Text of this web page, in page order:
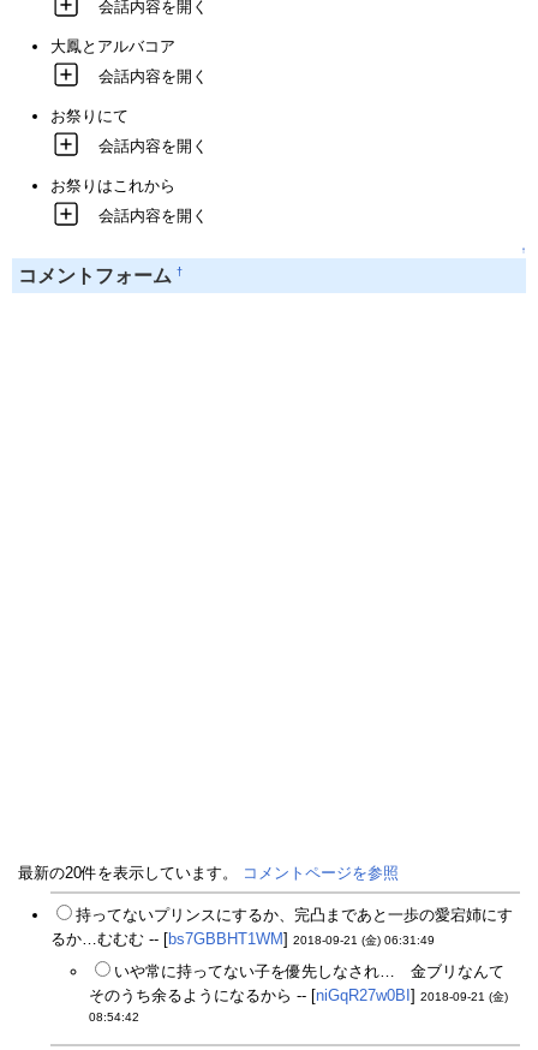
会話内容を開く
大鳳とアルバコア
会話内容を開く
お祭りにて
会話内容を開く
お祭りはこれから
会話内容を開く
↑
コメントフォーム †
最新の20件を表示しています。 コメントページを参照
持ってないプリンスにするか、完凸まであと一歩の愛宕姉にす
るか…むむむ -- [bs7GBBHT1WM] 2018-09-21 (金) 06:31:49
いや常に持ってない子を優先しなされ… 金ブリなんて
そのうち余るようになるから -- [niGqR27w0BI] 2018-09-21 (金)
08:54:42